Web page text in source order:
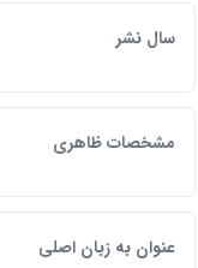
سال نشر
مشخصات ظاهري
عنوان به زبان اصلي